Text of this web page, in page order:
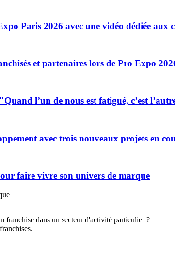
Paris 2026 avec une vidéo dédiée aux
et partenaires lors de Pro Expo
l’un de nous est fatigué, c’est
avec trois nouveaux projets en
faire vivre son univers de marque
franchise dans un secteur d'activité particulier ?